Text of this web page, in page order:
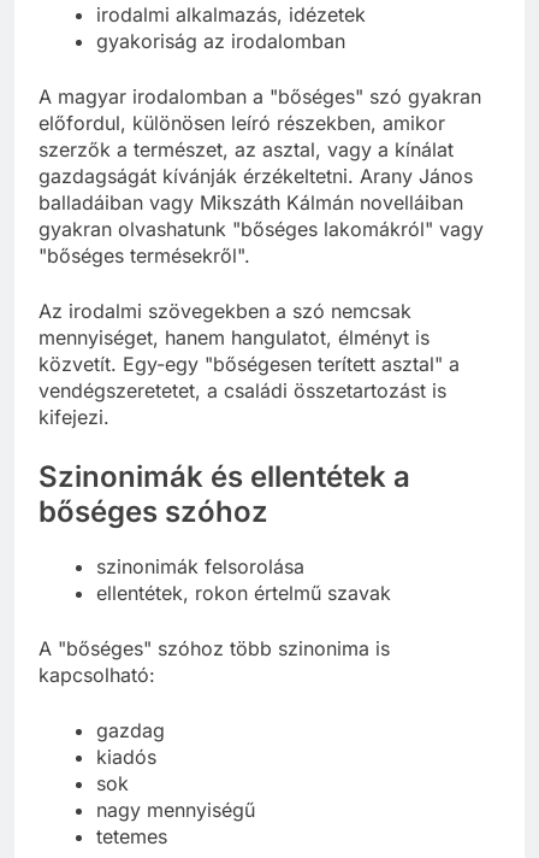
irodalmi alkalmazás, idézetek
gyakoriság az irodalomban
A magyar irodalomban a "bőséges" szó gyakran
előfordul, különösen leíró részekben, amikor
szerzők a természet, az asztal, vagy a kínálat
gazdagságát kívánják érzékeltetni. Arany János
balladáiban vagy Mikszáth Kálmán novelláiban
gyakran olvashatunk "bőséges lakomákról" vagy
"bőséges termésekről".
Az irodalmi szövegekben a szó nemcsak
mennyiséget, hanem hangulatot, élményt is
közvetít. Egy-egy "bőségesen terített asztal" a
vendégszeretetet, a családi összetartozást is
kifejezi.
Szinonimák és ellentétek a
bőséges szóhoz
szinonimák felsorolása
ellentétek, rokon értelmű szavak
A "bőséges" szóhoz több szinonima is
kapcsolható:
gazdag
kiadós
sok
nagy mennyiségű
tetemes